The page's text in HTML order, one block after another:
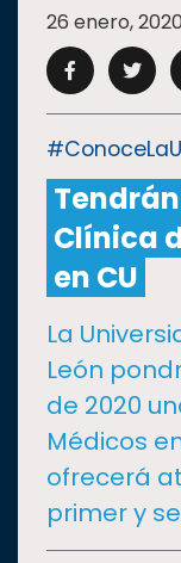
CAMPUS UANL
CULTURA
DEPORTES
I+D+IEXPERTOS
SALUD
SUSTENTABILIDAD
26 enero, 2020
Clínica
en CU
La
León
de 2020
Médicos
ofrecerá
primer y